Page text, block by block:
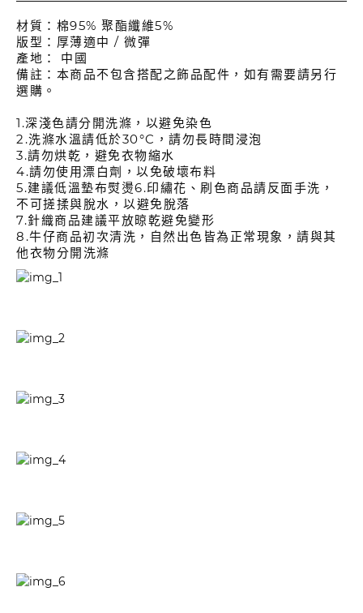
材質：棉95% 聚酯纖維5%
版型：厚薄適中 / 微彈
產地： 中國
備註：本商品不包含搭配之飾品配件，如有需要請另行
選購。
1.深淺色請分開洗滌，以避免染色
2.洗滌水溫請低於30°C，請勿長時間浸泡
3.請勿烘乾，避免衣物縮水
4.請勿使用漂白劑，以免破壞布料
5.建議低溫墊布熨燙6.印繡花、刷色商品請反面手洗，
不可搓揉與脫水，以避免脫落
7.針織商品建議平放晾乾避免變形
8.牛仔商品初次清洗，自然出色皆為正常現象，請與其
他衣物分開洗滌